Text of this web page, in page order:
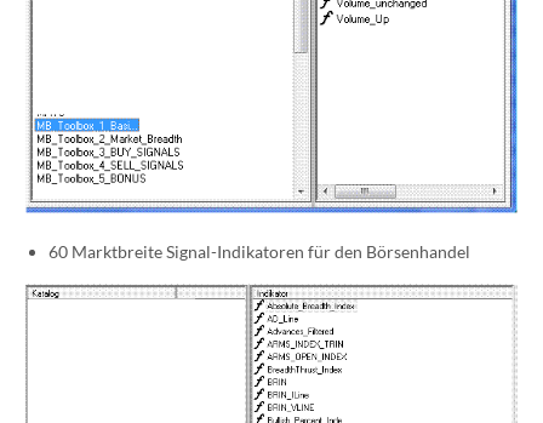
60 Marktbreite Signal-Indikatoren für den Börsenhandel